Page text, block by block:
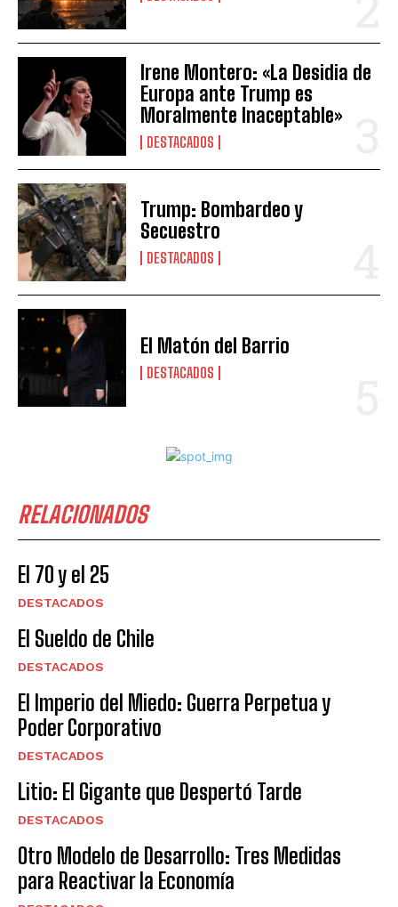
Irene Montero: «La Desidia de
Europa ante Trump es
Moralmente Inaceptable»
DESTACADOS
Trump: Bombardeo y
Secuestro
DESTACADOS
El Matón del Barrio
DESTACADOS
RELACIONADOS
El 70 y el 25
DESTACADOS
El Sueldo de Chile
DESTACADOS
El Imperio del Miedo: Guerra Perpetua y
Poder Corporativo
DESTACADOS
Litio: El Gigante que Despertó Tarde
DESTACADOS
Otro Modelo de Desarrollo: Tres Medidas
para Reactivar la Economía